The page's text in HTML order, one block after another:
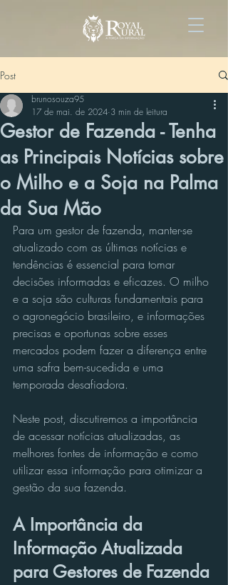
Post
Gestor de Fazenda - Tenha
as Principais Notícias sobre
o Milho e a Soja na Palma
da Sua Mão
brunosouza95
17 de mai. de 2024 3 min de leitura
Para um gestor de fazenda, manter-se
atualizado com as últimas notícias e
tendências é essencial para tomar
decisões informadas e eficazes. O milho
e a soja são culturas fundamentais para
o agronegócio brasileiro, e informações
precisas e oportunas sobre esses
mercados podem fazer a diferença entre
uma safra bem-sucedida e uma
temporada desafiadora.
Neste post, discutiremos a importância
de acessar notícias atualizadas, as
melhores fontes de informação e como
utilizar essa informação para otimizar a
gestão da sua fazenda.
A Importância da
Informação Atualizada
para Gestores de Fazenda